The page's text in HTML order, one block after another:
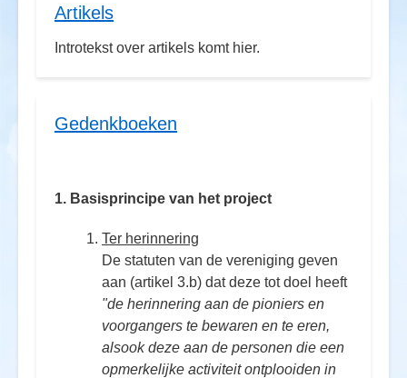
Artikels
Introtekst over artikels komt hier.
Gedenkboeken
1. Basisprincipe van het project
Ter herinnering
De statuten van de vereniging geven
aan (artikel 3.b) dat deze tot doel heeft
"de herinnering aan de pioniers en
voorgangers te bewaren en te eren,
alsook deze aan de personen die een
opmerkelijke activiteit ontplooiden in